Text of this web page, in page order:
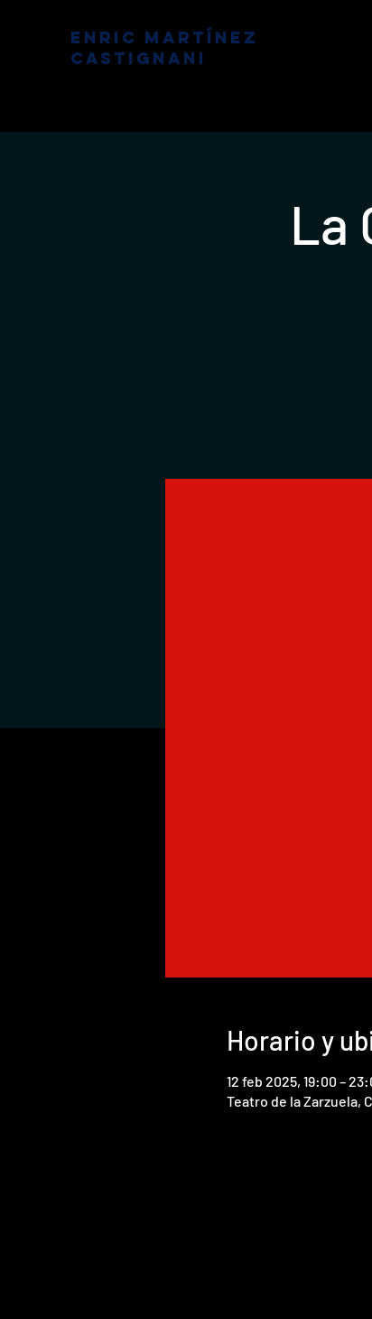
Enric Martínez
Castignani
La
Horario y
12 feb 2025, 19:00 –
Teatro de la Zarzuela,